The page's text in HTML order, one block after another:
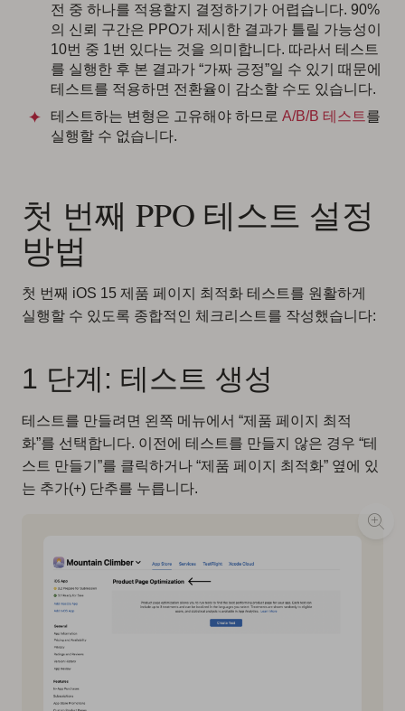
전 중 하나를 적용할지 결정하기가 어렵습니다. 90%
의 신뢰 구간은 PPO가 제시한 결과가 틀릴 가능성이
10번 중 1번 있다는 것을 의미합니다. 따라서 테스트
를 실행한 후 본 결과가 “가짜 긍정”일 수 있기 때문에
테스트를 적용하면 전환율이 감소할 수도 있습니다.
테스트하는 변형은 고유해야 하므로 A/B/B 테스트 를
실행할 수 없습니다.
첫 번째 PPO 테스트 설정
방법
첫 번째 iOS 15 제품 페이지 최적화 테스트를 원활하게
실행할 수 있도록 종합적인 체크리스트를 작성했습니다:
1 단계: 테스트 생성
테스트를 만들려면 왼쪽 메뉴에서 “제품 페이지 최적
화”를 선택합니다. 이전에 테스트를 만들지 않은 경우 “테
스트 만들기”를 클릭하거나 “제품 페이지 최적화” 옆에 있
는 추가(+) 단추를 누릅니다.